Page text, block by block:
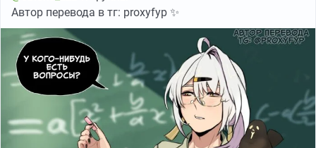
Автор перевода в тг: proxyfyp ✨